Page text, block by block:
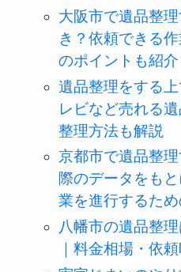
大阪市で遺品整
き？依頼できる
のポイントも紹介
遺品整理をする
レビなど売れる
整理方法も解説
京都市で遺品整
際のデータをも
業を進行するた
八幡市の遺品整
｜料金相場・依